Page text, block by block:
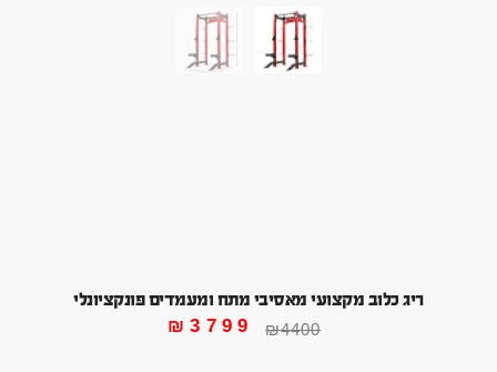
ריג כלוב מקצועי מאסיבי מתח ומעמדים פונקציונלי
₪4400
₪3799